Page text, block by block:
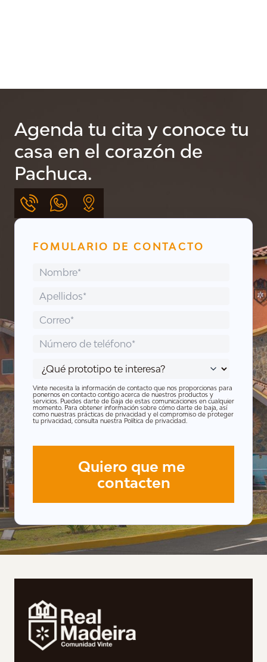
Agenda tu cita y conoce tu
casa en el corazón de
Pachuca.
FOMULARIO DE CONTACTO
Vinte necesita la información de contacto que nos proporcionas para
ponernos en contacto contigo acerca de nuestros productos y
servicios. Puedes darte de baja de estas comunicaciones en cualquier
momento. Para obtener información sobre cómo darte de baja, así
como nuestras prácticas de privacidad y el compromiso de proteger
tu privacidad, consulta nuestra Política de privacidad.